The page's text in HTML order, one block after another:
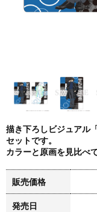
描き下ろしビジュアル
セットです。
カラーと原画を見比べ
販売価格
発売日